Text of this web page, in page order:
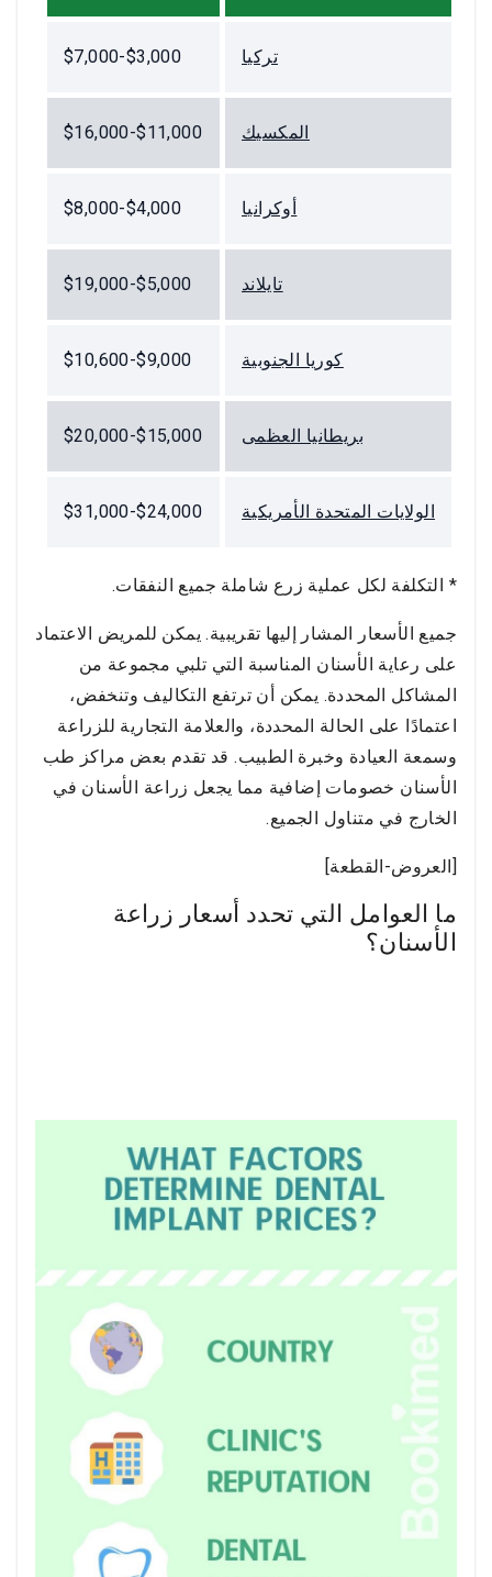
تركيا $3,000-$7,000
المكسيك $11,000-$16,000
أوكرانيا $4,000-$8,000
تايلاند $5,000-$19,000
كوريا الجنوبية $9,000-$10,600
بريطانيا العظمى $15,000-$20,000
الولايات المتحدة الأمريكية $24,000-$31,000
* التكلفة لكل عملية زرع شاملة جميع النفقات.
جميع الأسعار المشار إليها تقريبية. يمكن للمريض الاعتماد
على رعاية الأسنان المناسبة التي تلبي مجموعة من
المشاكل المحددة. يمكن أن ترتفع التكاليف وتنخفض،
اعتمادًا على الحالة المحددة، والعلامة التجارية للزراعة
وسمعة العيادة وخبرة الطبيب. قد تقدم بعض مراكز طب
الأسنان خصومات إضافية مما يجعل زراعة الأسنان في
الخارج في متناول الجميع.
[العروض-القطعة]
ما العوامل التي تحدد أسعار زراعة
الأسنان؟